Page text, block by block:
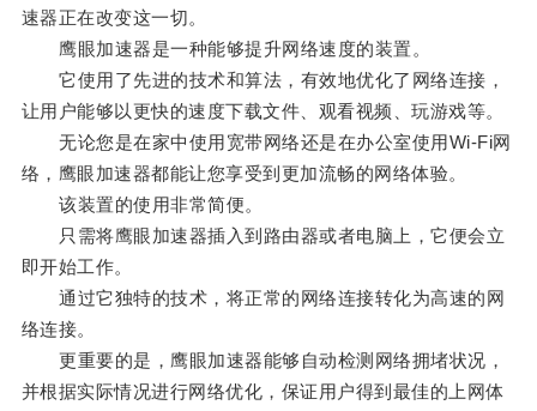
速器正在改变这一切。
鹰眼加速器是一种能够提升网络速度的装置。
它使用了先进的技术和算法，有效地优化了网络连接，
让用户能够以更快的速度下载文件、观看视频、玩游戏等。
无论您是在家中使用宽带网络还是在办公室使用Wi-Fi网
络，鹰眼加速器都能让您享受到更加流畅的网络体验。
该装置的使用非常简便。
只需将鹰眼加速器插入到路由器或者电脑上，它便会立
即开始工作。
通过它独特的技术，将正常的网络连接转化为高速的网
络连接。
更重要的是，鹰眼加速器能够自动检测网络拥堵状况，
并根据实际情况进行网络优化，保证用户得到最佳的上网体